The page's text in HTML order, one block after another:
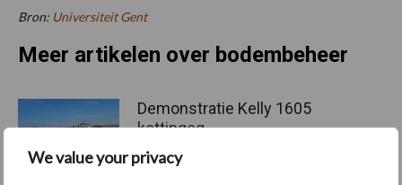
We value your privacy
Bron: Universiteit Gent
Meer artikelen over bodembeheer
Demonstratie Kelly 1605
kettingeg